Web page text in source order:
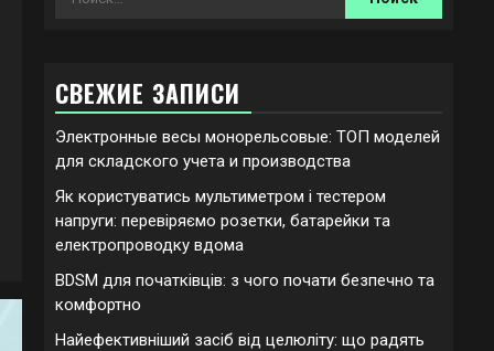
СВЕЖИЕ ЗАПИСИ
Электронные весы монорельсовые: ТОП моделей
для складского учета и производства
Як користуватись мультиметром і тестером
напруги: перевіряємо розетки, батарейки та
електропроводку вдома
BDSM для початківців: з чого почати безпечно та
комфортно
Найефективніший засіб від целюліту: що радять